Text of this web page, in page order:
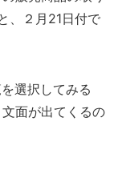
、２月21日付で
選択してみる
面が出てくるの